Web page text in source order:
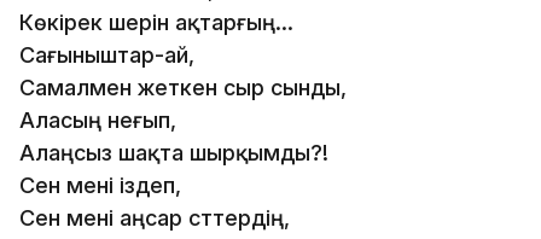
Көкірек шерін ақтарғың...
Сағыныштар-ай,
Самалмен жеткен сыр сынды,
Аласың неғып,
Алаңсыз шақта шырқымды?!
Сен мені іздеп,
Сен мені аңсар сәттердің,